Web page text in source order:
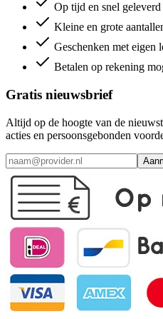
Op tijd en snel geleverd
Kleine en grote
Geschenken met eigen
Betalen op rekening
Gratis nieuwsbrief
Altijd op de hoogte van de
acties en persoonsgebonden